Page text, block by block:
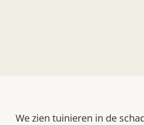
We zien tuinieren in de